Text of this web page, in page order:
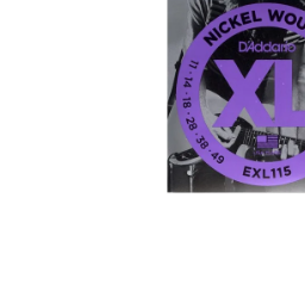
KYTAROVÉ PŘÍSLUŠENSTVÍ
OSTATNÍ STRUNNÉ NÁSTROJE